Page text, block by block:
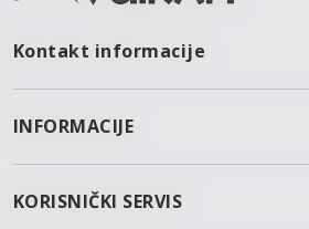
Kontakt informacije
INFORMACIJE
KORISNIČKI SERVIS